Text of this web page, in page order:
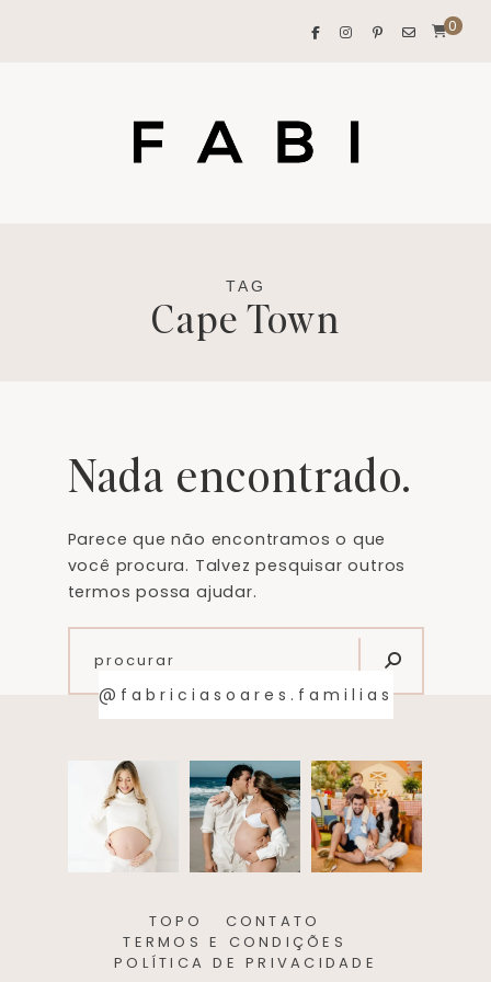
0
TAG
Cape Town
Nada encontrado.
Parece que não encontramos o que
você procura. Talvez pesquisar outros
termos possa ajudar.
@fabriciasoares.familias
TOPO
CONTATO
TERMOS E CONDIÇÕES
POLÍTICA DE PRIVACIDADE